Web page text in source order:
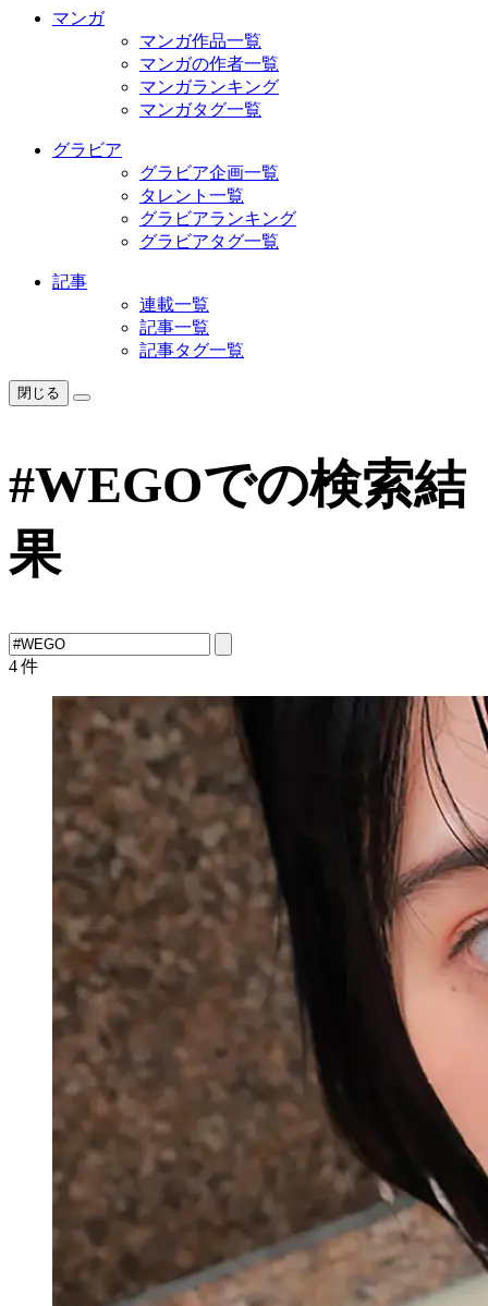
マンガ
マンガ作品一覧
マンガの作者一覧
マンガランキング
マンガタグ一覧
グラビア
グラビア企画一覧
タレント一覧
グラビアランキング
グラビアタグ一覧
記事
連載一覧
記事一覧
記事タグ一覧
閉じる
#WEGOでの検索結
果
4 件